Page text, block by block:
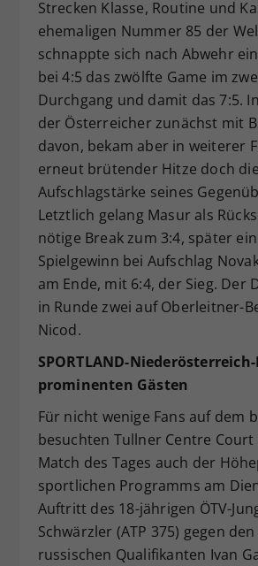
Strecken Klasse, Routine und
ehemaligen Nummer 85 der
schnappte sich nach Abwehr
bei 4:5 das zwölfte Game im
Durchgang und damit das 7:5.
der Österreicher zunächst mit
davon, bekam aber in weiterer
erneut brütender Hitze doch
Aufschlagstärke seines
Letztlich gelang Masur als
nötige Break zum 3:4, später
Spielgewinn bei Aufschlag
am Ende, mit 6:4, der Sieg. Der
in Runde zwei auf Oberleitner-
Nicod.
SPORTLAND-
prominenten Gästen
Für nicht wenige Fans auf dem
besuchten Tullner Centre
Match des Tages auch der
sportlichen Programms am
Auftritt des 18-jährigen ÖTV-
Schwärzler (ATP 375) gegen
russischen Qualifikanten Ivan